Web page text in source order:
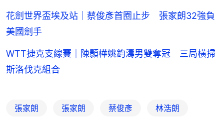
花劍世界盃埃及站｜蔡俊彥首圈止步 張家朗32強負
美國劍手
WTT捷克支線賽｜陳顥樺姚鈞濤男雙奪冠 三局橫掃
斯洛伐克組合
張家朗 張家朗 蔡俊彥 林浩朗